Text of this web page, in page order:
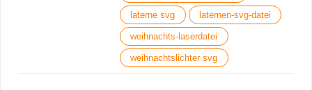
laterne svg laternen-svg-datei
weihnachts-laserdatei
weihnachtslichter svg